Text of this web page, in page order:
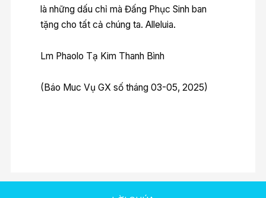
là những dấu chỉ mà Đấng Phục Sinh ban
tặng cho tất cả chúng ta. Alleluia.
Lm Phaolo Tạ Kim Thanh Bình
(Báo Muc Vụ GX số tháng 03-05, 2025)